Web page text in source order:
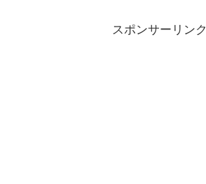
スポンサーリンク